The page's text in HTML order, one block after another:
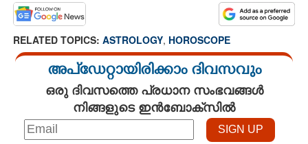
RELATED TOPICS: ASTROLOGY, HOROSCOPE
അപ്ഡേറ്റായിരിക്കാം ദിവസവും
ഒരു ദിവസത്തെ പ്രധാന സംഭവങ്ങൾ
നിങ്ങളുടെ ഇൻബോക്സിൽ